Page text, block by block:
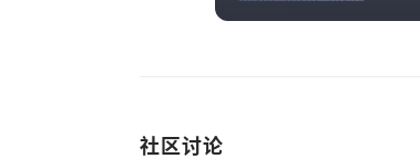
社区讨论